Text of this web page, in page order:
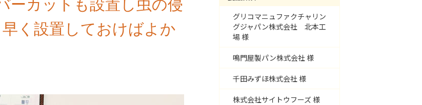
ーカットも設置し虫の侵
く設置しておけばよか
グリコマニュファクチャリン
グジャパン株式会社 北本工
場 様
鳴門屋製パン株式会社 様
千田みずほ株式会社 様
株式会社サイトウフーズ 様